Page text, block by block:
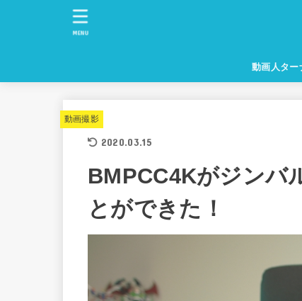
動画人ター
MENU
動画撮影
2020.03.15
BMPCC4Kがジンバ
とができた！